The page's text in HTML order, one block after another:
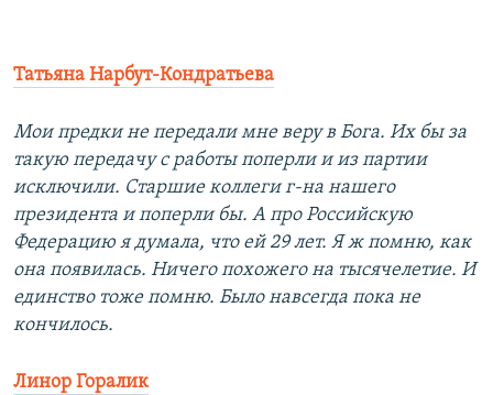
Татьяна Нарбут-Кондратьева
Мои предки не передали мне веру в Бога. Их бы за
такую передачу с работы поперли и из партии
исключили. Старшие коллеги г-на нашего
президента и поперли бы. А про Российскую
Федерацию я думала, что ей 29 лет. Я ж помню, как
она появилась. Ничего похожего на тысячелетие. И
единство тоже помню. Было навсегда пока не
кончилось.
Линор Горалик